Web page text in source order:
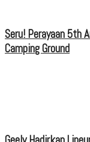
Seru! Perayaan 5th
Camping Ground